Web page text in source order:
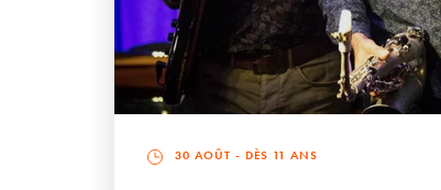
30 AOÛT - DÈS 11 ANS